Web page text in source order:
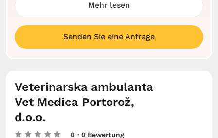
Mehr lesen
Senden Sie eine Anfrage
Veterinarska ambulanta
Vet Medica Portorož,
d.o.o.
0 · 0 Bewertung